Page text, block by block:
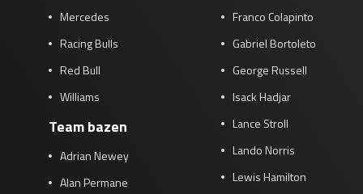
Mercedes
Racing Bulls
Red Bull
Williams
Team bazen
Adrian Newey
Alan Permane
Franco Colapinto
Gabriel Bortoleto
George Russell
Isack Hadjar
Lance Stroll
Lando Norris
Lewis Hamilton